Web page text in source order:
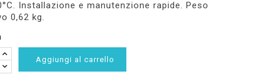
Installazione e manutenzione rapide. Peso
0,62 kg.
Aggiungi al carrello